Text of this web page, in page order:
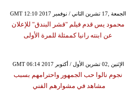
GMT 12:10 2017 الجمعة ,17 تشرين الثاني / نوفمبر
محمود يس قدم فيلم "قشر البندق" للإعلان
عن ابنته رانيا كممثلة للمرة الأولى
GMT 06:14 2017 الإثنين ,02 تشرين الأول / أكتوبر
نجوم نالوا حب الجمهور واحترامهم بسبب
مشاهد في مشوارهم الفني